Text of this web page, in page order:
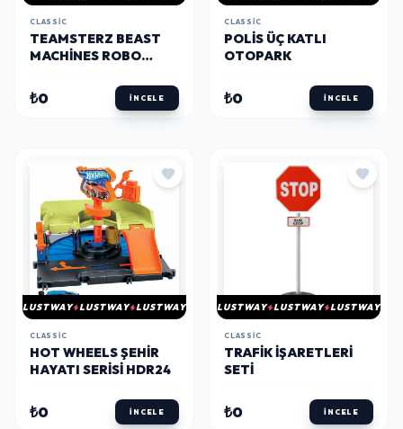
CLASSIC
TEAMSTERZ BEAST
MACHINES ROBO
TRANSPORTER
₺0 İNCELE
CLASSIC
POLIS ÜÇ KATLI
OTOPARK
₺0 İNCELE
LUSTWAY LUSTWAY LUSTWAY
CLASSIC
HOT WHEELS ŞEHIR
HAYATI SERISI HDR24
₺0 İNCELE
LUSTWAY LUSTWAY LUSTWAY
CLASSIC
TRAFIK İŞARETLERI
SETI
₺0 İNCELE